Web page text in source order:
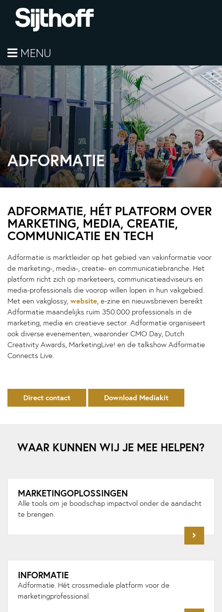
MENU
ADFORMATIE
ADFORMATIE, HÉT PLATFORM OVER
MARKETING, MEDIA, CREATIE,
COMMUNICATIE EN TECH
Adformatie is marktleider op het gebied van vakinformatie voor
de marketing-, media-, creatie- en communicatiebranche. Het
platform richt zich op marketeers, communicatieadviseurs en
media-professionals die voorop willen lopen in hun vakgebied.
Met een vakglossy, website, e-zine en nieuwsbrieven bereikt
Adformatie maandelijks ruim 350.000 professionals in de
marketing, media en creatieve sector. Adformatie organiseert
ook diverse evenementen, waaronder CMO Day, Dutch
Creativity Awards, MarketingLive! en de talkshow Adformatie
Connects Live.
Direct contact Download Mediakit
WAAR KUNNEN WIJ JE MEE HELPEN?
MARKETINGOPLOSSINGEN
Alle tools om je boodschap impactvol onder de aandacht
te brengen.
INFORMATIE
Adformatie. Hét crossmediale platform voor de
marketingprofessional.